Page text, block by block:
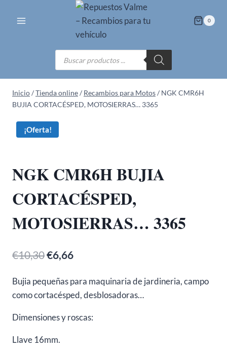
0
Búsqueda
de
productos
Inicio/Tienda online/ Recambios para Motos/ NGK CMR6H
BUJIA CORTACÉSPED, MOTOSIERRAS… 3365
¡Oferta!
NGK CMR6H BUJIA
CORTACÉSPED,
MOTOSIERRAS… 3365
€10,30El
original
€10,30.
€6,66El
actual
€6,66.
Bujia pequeñas para maquinaria de jardineria, campo
como cortacésped, desblosadoras…
Dimensiones y roscas:
Llave 16mm.